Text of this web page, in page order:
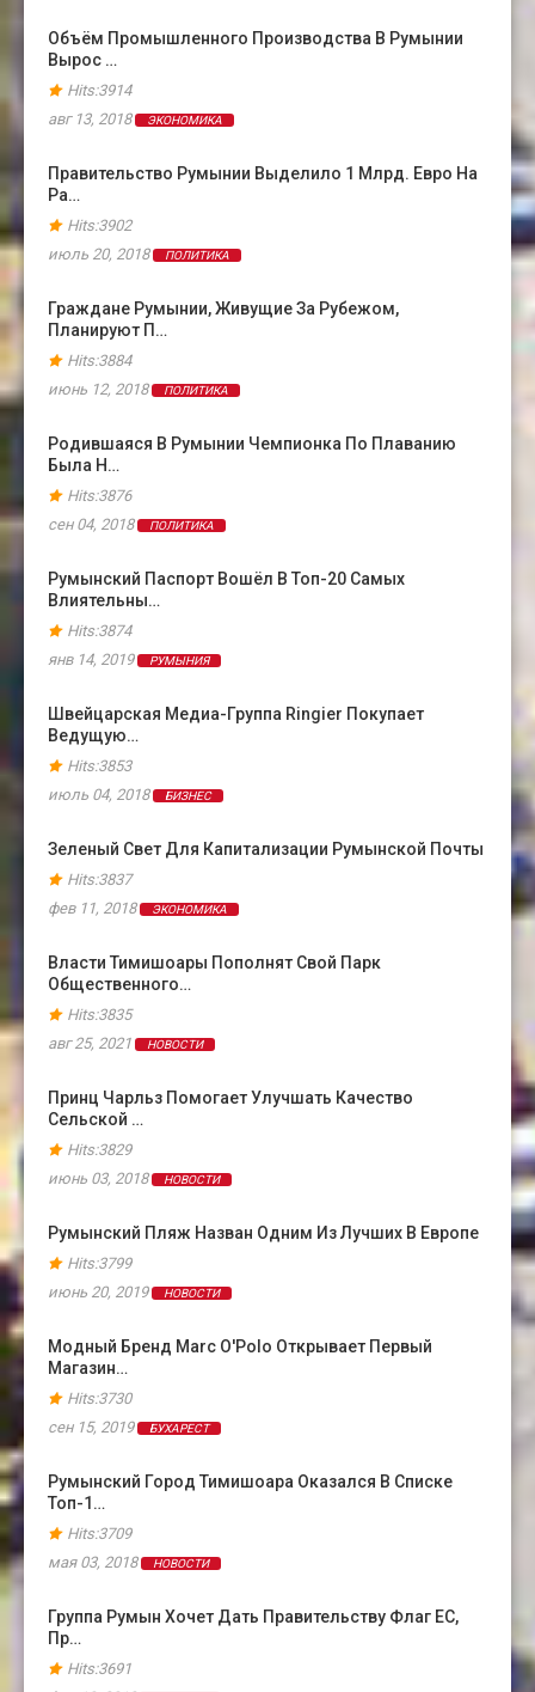
Объём Промышленного Производства В Румынии
Вырос …
Hits:3914
авг 13, 2018
ЭКОНОМИКА
Правительство Румынии Выделило 1 Млрд. Евро На
Ра…
Hits:3902
июль 20, 2018
ПОЛИТИКА
Граждане Румынии, Живущие За Рубежом,
Планируют П…
Hits:3884
июнь 12, 2018
ПОЛИТИКА
Родившаяся В Румынии Чемпионка По Плаванию
Была Н…
Hits:3876
сен 04, 2018
ПОЛИТИКА
Румынский Паспорт Вошёл В Топ-20 Самых
Влиятельны…
Hits:3874
янв 14, 2019
РУМЫНИЯ
Швейцарская Медиа-Группа Ringier Покупает
Ведущую…
Hits:3853
июль 04, 2018
БИЗНЕС
Зеленый Свет Для Капитализации Румынской Почты
Hits:3837
фев 11, 2018
ЭКОНОМИКА
Власти Тимишоары Пополнят Свой Парк
Общественного…
Hits:3835
авг 25, 2021
НОВОСТИ
Принц Чарльз Помогает Улучшать Качество
Сельской …
Hits:3829
июнь 03, 2018
НОВОСТИ
Румынский Пляж Назван Одним Из Лучших В Европе
Hits:3799
июнь 20, 2019
НОВОСТИ
Модный Бренд Marc O'Polo Открывает Первый
Магазин…
Hits:3730
сен 15, 2019
БУХАРЕСТ
Румынский Город Тимишоара Оказался В Cписке
Топ-1…
Hits:3709
мая 03, 2018
НОВОСТИ
Группа Румын Хочет Дать Правительству Флаг ЕС,
Пр…
Hits:3691